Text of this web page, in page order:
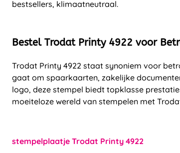
bestsellers, klimaatneutraal.
Bestel Trodat Printy 4922 voor
Trodat Printy 4922 staat synoniem voor
gaat om spaarkaarten, zakelijke
logo, deze stempel biedt topklasse
moeiteloze wereld van stempelen met
stempelplaatje Trodat Printy 4922